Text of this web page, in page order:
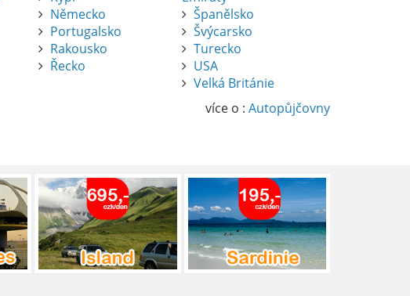
Německo
Portugalsko
Rakousko
Řecko
Španělsko
Švýcarsko
Turecko
USA
Velká Británie
více o : Autopůjčovny